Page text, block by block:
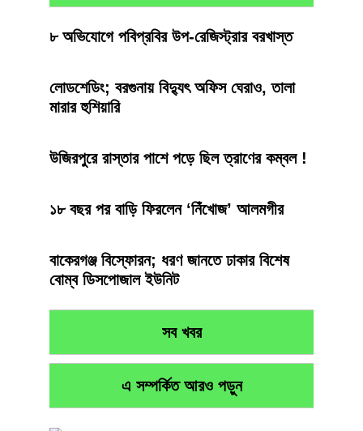
৮ অভিযোগে পবিপ্রবির উপ-রেজিস্ট্রার বরখাস্ত
লোডশেডিং; বরগুনায় বিদ্যুৎ অফিস ঘেরাও, তালা
মারার হুশিয়ারি
উজিরপুরে রাস্তার পাশে পড়ে ছিল ত্রাণের কম্বল !
১৮ বছর পর বাড়ি ফিরলেন ‘নিঁখোজ’ আলমগীর
বাকেরগঞ্জ বিস্ফোরন; ধরণ জানতে ঢাকার বিশেষ
বোম্ব ডিসপোজাল ইউনিট
সব খবর
এ সম্পর্কিত আরও পড়ুন